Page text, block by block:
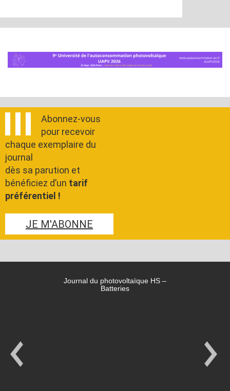
Abonnez-vous
pour recevoir
chaque exemplaire du
journal
dès sa parution et
bénéficiez d’un tarif
préférentiel !
JE M'ABONNE
Journal du photovoltaïque HS –
Batteries